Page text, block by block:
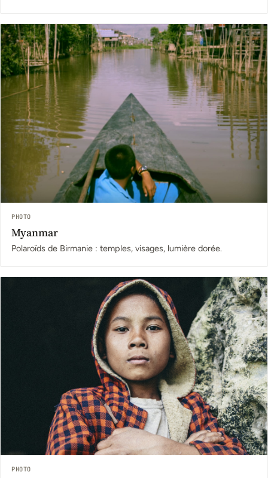
PHOTO
Myanmar
Polaroïds de Birmanie : temples, visages, lumière dorée.
PHOTO